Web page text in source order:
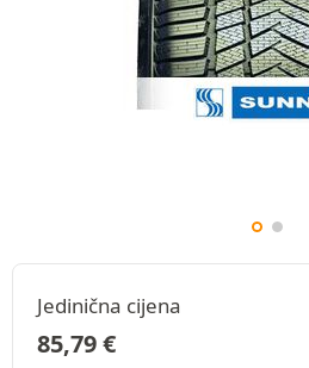
Jedinična cijena
85,79€